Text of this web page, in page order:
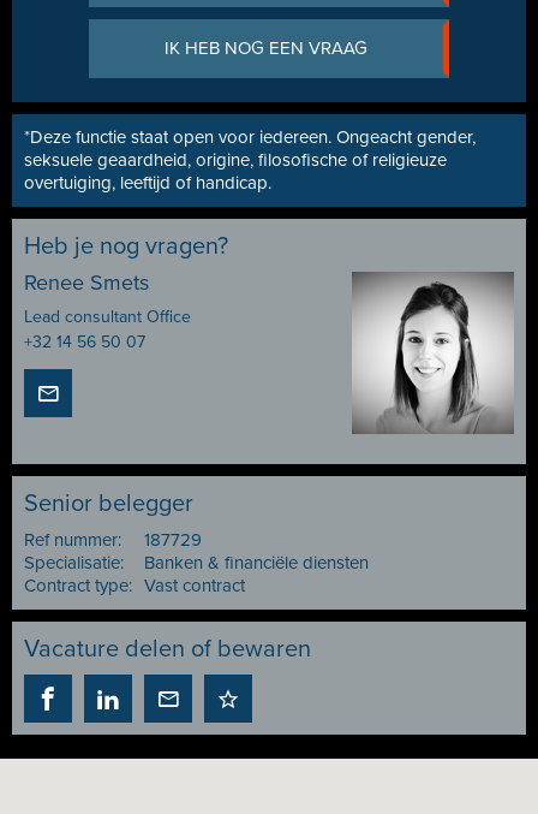
IK HEB NOG EEN VRAAG
*Deze functie staat open voor iedereen. Ongeacht gender,
seksuele geaardheid, origine, filosofische of religieuze
overtuiging, leeftijd of handicap.
Heb je nog vragen?
Renee Smets
Lead consultant Office
+32 14 56 50 07
Senior belegger
Ref nummer:
187729
Specialisatie:
Banken & financiële diensten
Contract type: Vast contract
Vacature delen of bewaren